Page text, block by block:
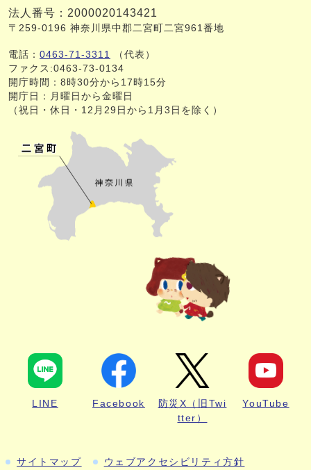
法人番号：2000020143421
〒259-0196 神奈川県中郡二宮町二宮961番地
電話： 0463-71-3311
（代表）
ファクス:0463-73-0134
開庁時間：8時30分から17時15分
開庁日：月曜日から金曜日
（祝日・休日・12月29日から1月3日を除く）
LINE Facebook
防災X（旧Twi
tter）
YouTube
サイトマップ ウェブアクセシビリティ方針